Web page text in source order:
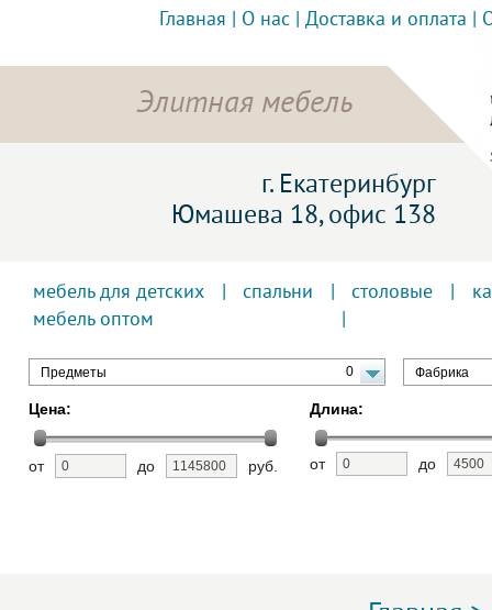
Главная О нас Доставка и оплата
Элитная мебель
г. Екатеринбург
Юмашева 18, офис 138
мебель для детских спальни столовые
мебель оптом
Предметы 0 Фабрика
Цена:
от до руб.
Длина:
от до